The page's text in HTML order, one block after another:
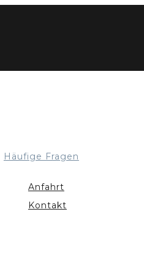
Häufige Fragen
Anfahrt
Kontakt